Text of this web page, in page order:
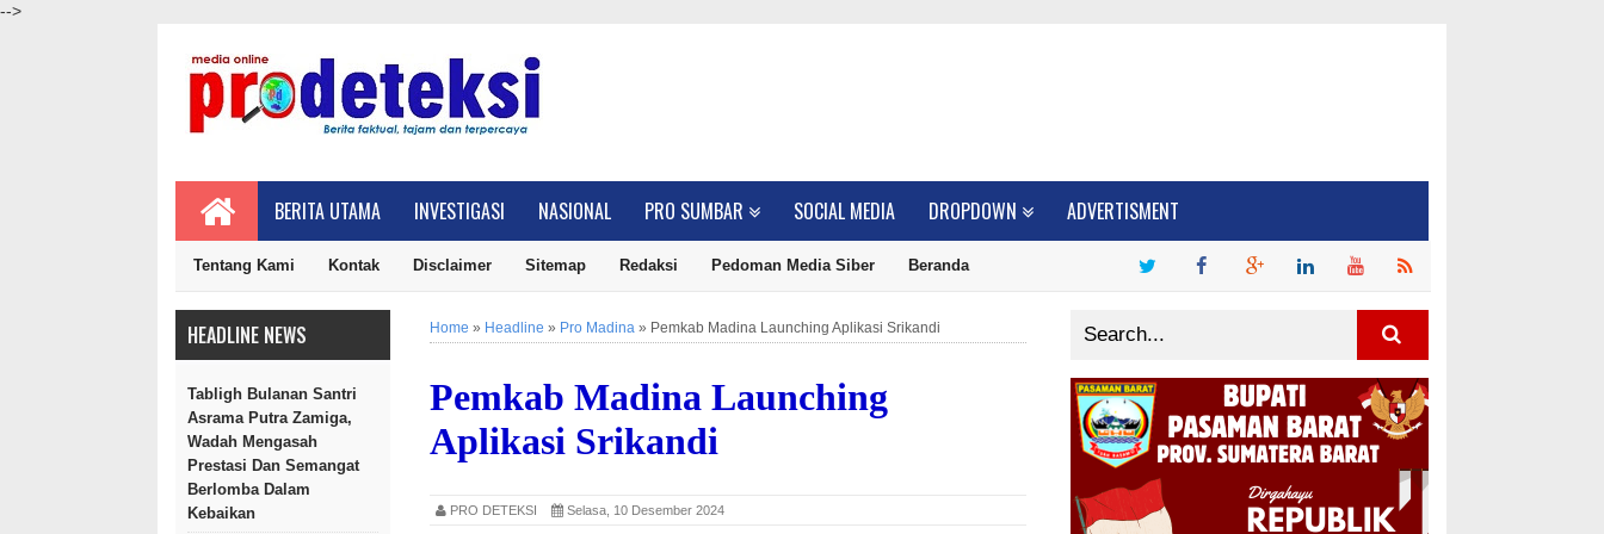
-->
BERITA UTAMA INVESTIGASI NASIONAL PRO SUMBAR SOCIAL MEDIA DROPDOWN ADVERTISMENT
Tentang Kami Kontak Disclaimer Sitemap Redaksi Pedoman Media Siber Beranda
HEADLINE NEWS
Tabligh Bulanan Santri
Asrama Putra Zamiga,
Wadah Mengasah
Prestasi Dan Semangat
Berlomba Dalam
Kebaikan
Home » Headline » Pro Madina » Pemkab Madina Launching Aplikasi Srikandi
Pemkab Madina Launching
Aplikasi Srikandi
PRO DETEKSI Selasa, 10 Desember 2024